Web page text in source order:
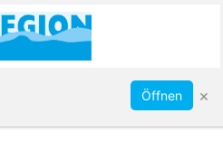
Abonnieren
Öffnen ×